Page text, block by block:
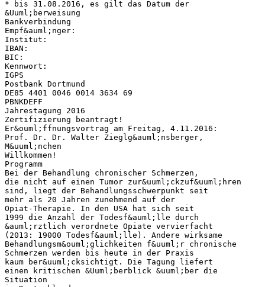
* bis 31.08.2016, es gilt das Datum der
&Uuml;berweisung
Bankverbindung
Empf&auml;nger:
Institut:
IBAN:
BIC:
Kennwort:
IGPS
Postbank Dortmund
DE85 4401 0046 0014 3634 69
PBNKDEFF
Jahrestagung 2016
Zertifizierung beantragt!
Er&ouml;ffnungsvortrag am Freitag, 4.11.2016:
Prof. Dr. Dr. Walter Zieglg&auml;nsberger,
M&uuml;nchen
Willkommen!
Programm
Bei der Behandlung chronischer Schmerzen,
die nicht auf einen Tumor zur&uuml;ckzuf&uuml;hren
sind, liegt der Behandlungsschwerpunkt seit
mehr als 20 Jahren zunehmend auf der
Opiat-Therapie. In den USA hat sich seit
1999 die Anzahl der Todesf&auml;lle durch
&auml;rztlich verordnete Opiate vervierfacht
(2013: 19000 Todesf&auml;lle). Andere wirksame
Behandlungsm&ouml;glichkeiten f&uuml;r chronische
Schmerzen werden bis heute in der Praxis
kaum ber&uuml;cksichtigt. Die Tagung liefert
einen kritischen &Uuml;berblick &uuml;ber die
Situation